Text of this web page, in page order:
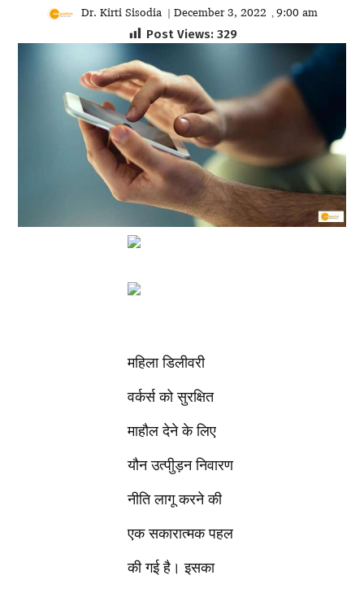
Dr. Kirti Sisodia | December 3, 2022 , 9:00 am
Post Views: 329
महिला डिलीवरी
वर्कर्स को सुरक्षित
माहौल देने के लिए
यौन उत्पीुड़न निवारण
नीति लागू करने की
एक सकारात्मक पहल
की गई है। इसका